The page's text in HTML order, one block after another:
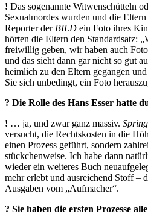
! Das sogenannte Witwenschütteln
Sexualmordes wurden und die
Reporter der BILD ein Foto ihres
hörten die Eltern den Standardsatz:
freiwillig geben, wir haben auch
und das sieht dann gar nicht so gut
heimlich zu den Eltern gegangen
Sie sich unbedingt, ein Foto
? Die Rolle des Hans Esser hatte
! … ja, und zwar ganz massiv.
versucht, die Rechtskosten in die
einen Prozess geführt, sondern
stückchenweise. Ich habe dann
wieder ein weiteres Buch
mehr erlebt und ausreichend Stoff –
Ausgaben vom „Aufmacher“.
? Sie haben die ersten Prozesse